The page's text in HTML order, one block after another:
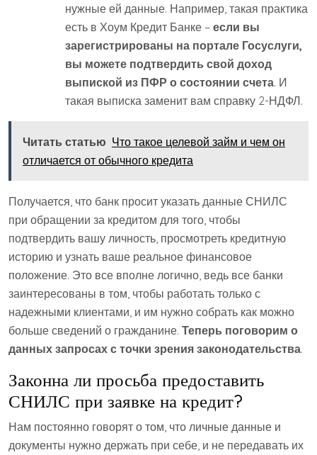
нужные ей данные. Например, такая практика
есть в Хоум Кредит Банке – если вы
зарегистрированы на портале Госуслуги,
вы можете подтвердить свой доход
выпиской из ПФР о состоянии счета. И
такая выписка заменит вам справку 2-НДФЛ.
Читать статью Что такое целевой займ и чем он
отличается от обычного кредита
Получается, что банк просит указать данные СНИЛС
при обращении за кредитом для того, чтобы
подтвердить вашу личность, просмотреть кредитную
историю и узнать ваше реальное финансовое
положение. Это все вполне логично, ведь все банки
заинтересованы в том, чтобы работать только с
надежными клиентами, и им нужно собрать как можно
больше сведений о гражданине. Теперь поговорим о
данных запросах с точки зрения законодательства.
Законна ли просьба предоставить
СНИЛС при заявке на кредит?
Нам постоянно говорят о том, что личные данные и
документы нужно держать при себе, и не передавать их